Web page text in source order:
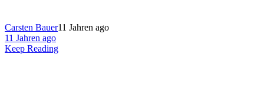
Carsten Bauer11 Jahren ago
11 Jahren ago
Keep Reading